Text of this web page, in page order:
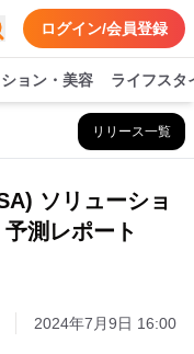
ログイン/会員登録
ョン・美容 ライフスタ
リリース一覧
ソリューショ
測レポート
2024年7月9日 16:00